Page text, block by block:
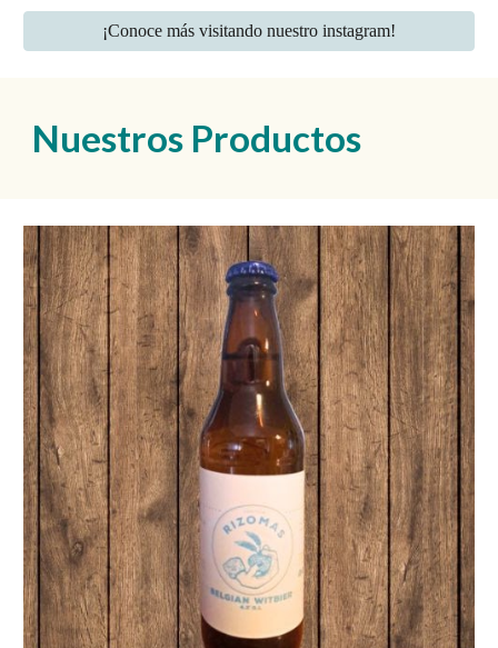
¡Conoce más visitando nuestro instagram!
Nuestros Productos